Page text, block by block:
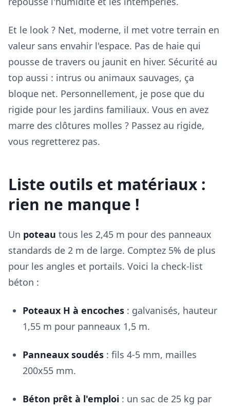
Et le look ? Net, moderne, il met votre terrain en
valeur sans envahir l'espace. Pas de haie qui
pousse de travers ou jaunit en hiver. Sécurité au
top aussi : intrus ou animaux sauvages, ça
bloque net. Personnellement, je pose que du
rigide pour les jardins familiaux. Vous en avez
marre des clôtures molles ? Passez au rigide,
vous regretterez pas.
Liste outils et matériaux :
rien ne manque !
Un poteau tous les 2,45 m pour des panneaux
standards de 2 m de large. Comptez 5% de plus
pour les angles et portails. Voici la check-list
béton :
Poteaux H à encoches : galvanisés, hauteur
1,55 m pour panneaux 1,5 m.
Panneaux soudés : fils 4-5 mm, mailles
200x55 mm.
Béton prêt à l'emploi : un sac de 25 kg par